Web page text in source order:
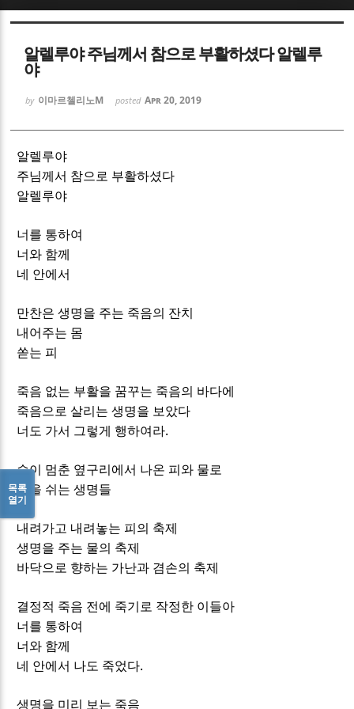
알렐루야 주님께서 참으로 부활하셨다 알렐루
야
by 이마르첼리노M posted Apr 20, 2019
알렐루야
주님께서 참으로 부활하셨다
알렐루야
너를 통하여
너와 함께
네 안에서
만찬은 생명을 주는 죽음의 잔치
내어주는 몸
쏟는 피
죽음 없는 부활을 꿈꾸는 죽음의 바다에
죽음으로 살리는 생명을 보았다
너도 가서 그렇게 행하여라.
숨이 멈춘 옆구리에서 나온 피와 물로
숨을 쉬는 생명들
내려가고 내려놓는 피의 축제
생명을 주는 물의 축제
바닥으로 향하는 가난과 겸손의 축제
결정적 죽음 전에 죽기로 작정한 이들아
너를 통하여
너와 함께
네 안에서 나도 죽었다.
생명을 미리 보는 죽음
목록
열기
Sketchbook5, 스케치북5
Sketchbook5, 스케치북5
Sketchbook5, 스케치북5
Sketchbook5, 스케치북5